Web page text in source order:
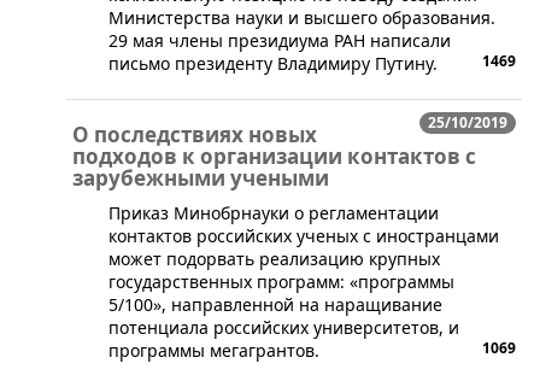
Министерства науки и высшего образования.
29 мая члены президиума РАН написали
письмо президенту Владимиру Путину.
1469
25/10/2019
О последствиях новых
подходов к организации контактов с
зарубежными учеными
​Приказ Минобрнауки о регламентации
контактов российских ученых с иностранцами
может подорвать реализацию крупных
государственных программ: «программы
5/100», направленной на наращивание
потенциала российских университетов, и
программы мегагрантов.
1069